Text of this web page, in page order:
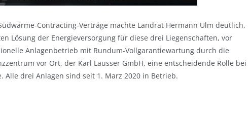
Contracting-Verträge machte Landrat Hermann Ulm deutlich,
Lösung der Energieversorgung für diese drei Liegenschaften, vor
Anlagenbetrieb mit Rundum-Vollgarantiewartung durch die
vor Ort, der Karl Lausser GmbH, eine entscheidende Rolle bei
Alle drei Anlagen sind seit 1. Marz 2020 in Betrieb.